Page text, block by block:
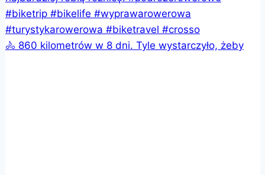
🚴 860 kilometrów w 8 dni. Tyle wystarczyło, żeby